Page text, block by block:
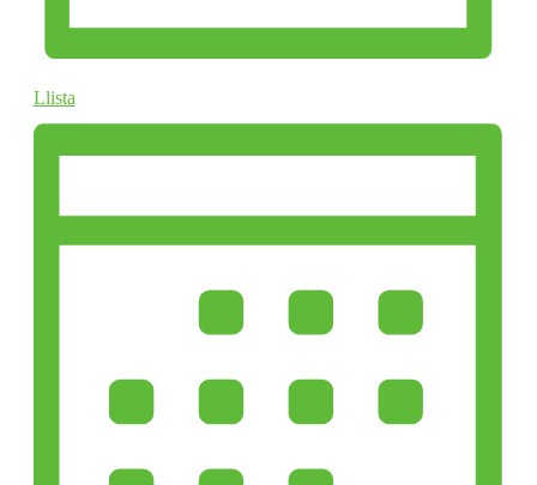
Llista